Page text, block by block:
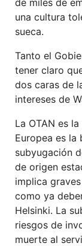
una cultura
sueca.
Tanto el
tener claro
dos caras de
intereses de
La OTAN es
Europea es la
subyugación
de origen
implica
como ya
Helsinki. La
riesgos de
muerte al